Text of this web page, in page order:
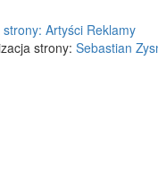
Artyści Reklamy
strony: Sebastian